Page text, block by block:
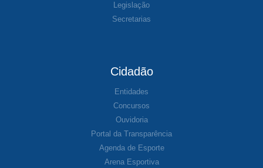
Legislação
Secretarias
Cidadão
Entidades
Concursos
Ouvidoria
Portal da Transparência
Agenda de Esporte
Arena Esportiva